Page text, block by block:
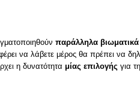
παράλληλα
να λάβετε μέρος θα πρέπει να
η δυνατότητα μίας επιλογής για